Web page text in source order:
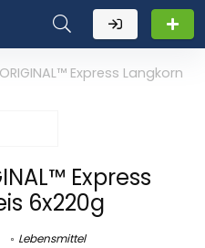
ORIGINAL™ Express Langkorn
Express
6x220g
Lebensmittel